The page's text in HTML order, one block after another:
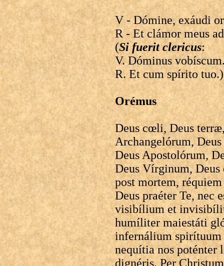
V - Dómine, exáudi
R - Et clámor meus
(Si fuerit clericus:
V. Dóminus
R. Et cum spírito tuo.)
Orémus
Deus cœli, Deus
Archangelórum,
Deus Apostolórum,
Deus Vírginum, Deus
post mortem,
Deus praéter Te, nec
visibílium et
humíliter maiestáti
infernálium spirítuum
nequítia nos poténter
dignéris. Per